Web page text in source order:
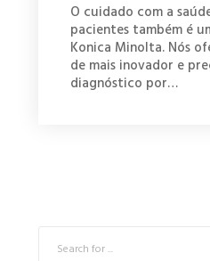
O cuidado com a
pacientes também é
Konica Minolta. Nós
de mais inovador e
diagnóstico por…